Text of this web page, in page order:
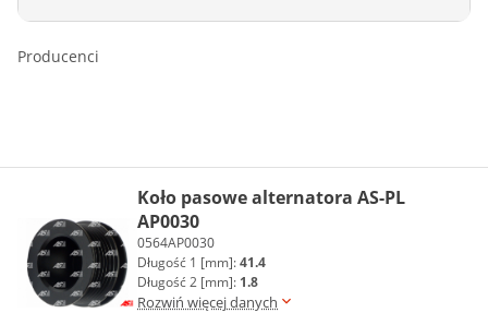
Producenci
Koło pasowe alternatora AS-PL
AP0030
0564AP0030
Długość 1 [mm]:41.4
Długość 2 [mm]: 1.8
Rozwiń więcej danych